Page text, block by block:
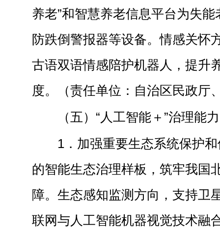
养老”和智慧养老信息平台为失
防跌倒警报器等设备。情感关怀
古语双语情感陪护机器人，提升
度。（责任单位：自治区民政厅
（五）“人工智能＋”治理能力
1．加强重要生态系统保护
的智能生态治理样板，筑牢我国
障。生态感知监测方向，支持卫
联网与人工智能机器视觉技术融